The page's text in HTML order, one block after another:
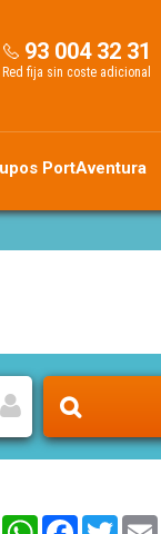
93 004 32 31
Red fija sin coste adicional
PortAventura
Share WhatsAppFacebook
Twitter